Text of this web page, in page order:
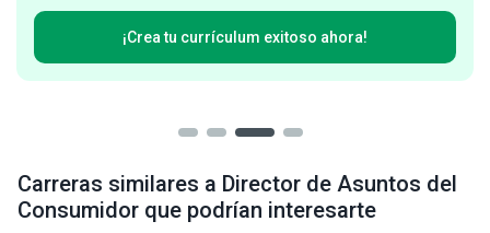
¡Crea tu currículum exitoso ahora!
Carreras similares a Director de Asuntos del
Consumidor que podrían interesarte